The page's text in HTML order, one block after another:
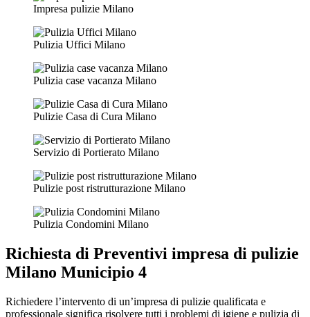
Impresa pulizie Milano
Pulizia Uffici Milano
Pulizia case vacanza Milano
Pulizie Casa di Cura Milano
Servizio di Portierato Milano
Pulizie post ristrutturazione Milano
Pulizia Condomini Milano
Richiesta di Preventivi impresa di pulizie
Milano Municipio 4
Richiedere l’intervento di un’impresa di pulizie qualificata e
professionale significa risolvere tutti i problemi di igiene e pulizia di